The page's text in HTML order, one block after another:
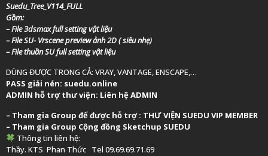
Suedu_Tree_V114_FULL
Gồm:
– File 3dsmax full setting vật liệu
– File SU- Vrscene preview ảnh 2D ( siêu nhẹ)
– File thuần SU full setting vật liệu
DÙNG ĐƯỢC TRONG CẢ: VRAY, VANTAGE, ENSCAPE,…
PASS giải nén: suedu.online
ADMIN hỗ trợ thư viện: Liên hệ ADMIN
– Tham gia Group để được hỗ trợ : THƯ VIỆN SUEDU VIP MEMBER
– Tham gia Group Cộng đồng Sketchup SUEDU
Thông tin liên hệ:
Thầy. KTS Phan Thức Tel 09.69.69.71.69